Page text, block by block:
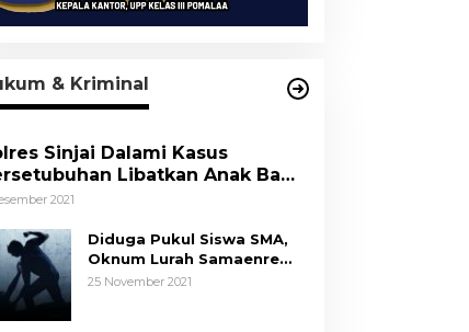
& Kriminal
Sinjai Dalami Kasus
Libatkan Anak Bawa
2021
Diduga Pukul Siswa SMA,
Oknum Lurah Samaenre
Sinjai Dilaporkan ke Polisi
25 November 2021